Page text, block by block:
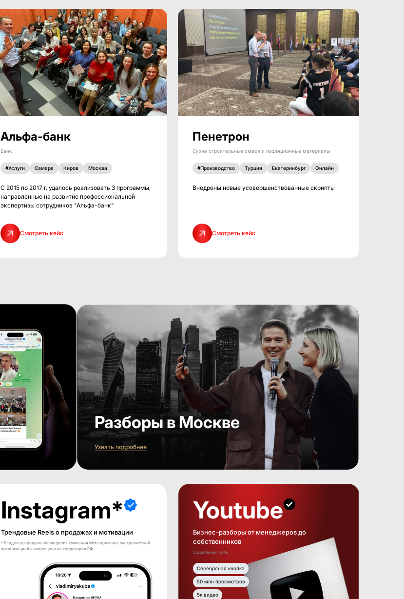
Альфа-банк
Банк
#Услуги Самара Киров Москва
С 2015 по 2017 г. удалось реализовать 3 программы,
направленные на развитие профессиональной
экспертизы сотрудников "Альфа-банк"
Смотреть кейс
Пенетрон
Сухие строительные смеси и изоляционные материалы
#Производство Турция Екатеринбург Онлайн
Внедрены новые усовершенствованные скрипты
Смотреть кейс
Разборы в Москве
Узнать подробнее
Instagram*
Трендовые Reels о продажах и мотивации
* Владелец продукта «Instagram» компания Meta признана экстремисткой
организацией и запрещена на территории РФ
Youtube
Бизнес-разборы от менеджеров до
собственников
Социальная сеть
Серебряная кнопка
50 млн просмотров
5к видео